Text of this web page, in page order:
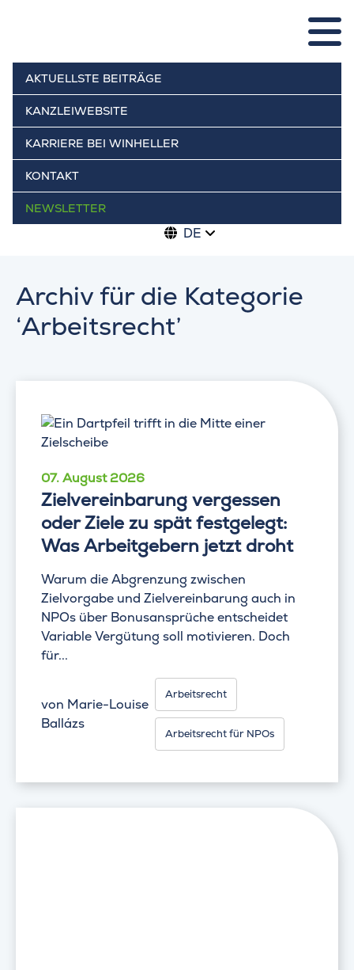
AKTUELLSTE BEITRÄGE
KANZLEIWEBSITE
KARRIERE BEI WINHELLER
KONTAKT
NEWSLETTER
DE
Archiv für die Kategorie
‘Arbeitsrecht’
07. August 2026
Zielvereinbarung vergessen
oder Ziele zu spät festgelegt:
Was Arbeitgebern jetzt droht
Warum die Abgrenzung zwischen
Zielvorgabe und Zielvereinbarung auch in
NPOs über Bonusansprüche entscheidet
Variable Vergütung soll motivieren. Doch
für...
von Marie-Louise
Ballázs
Arbeitsrecht
Arbeitsrecht für NPOs